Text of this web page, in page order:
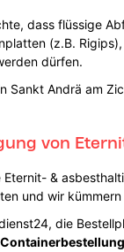
dass flüssige
(z.B.
dürfen.
Sankt Andrä am
von
Eternit- &
und wir
die
Containerbestellung